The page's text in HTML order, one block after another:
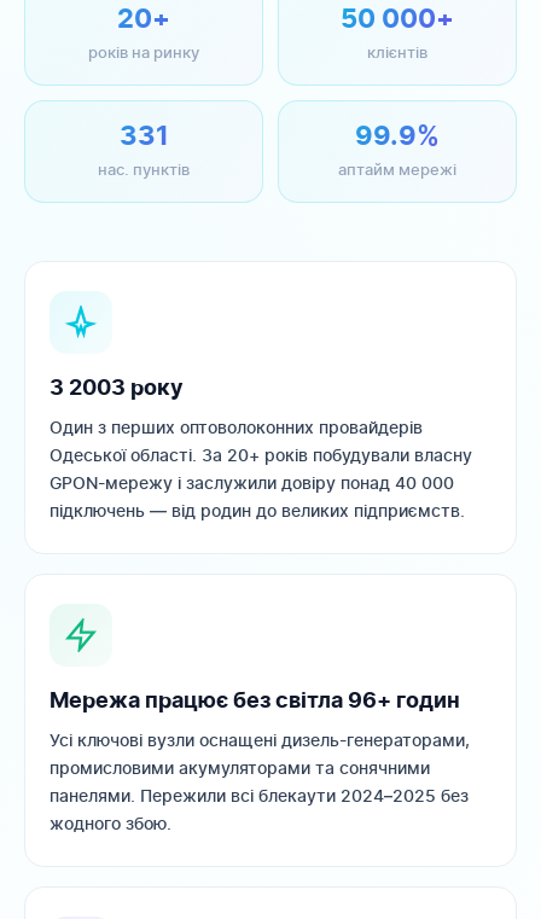
20+
років на ринку
50 000+
клієнтів
331
нас. пунктів
99.9%
аптайм мережі
З 2003 року
Один з перших оптоволоконних провайдерів
Одеської області. За 20+ років побудували власну
GPON-мережу і заслужили довіру понад 40 000
підключень — від родин до великих підприємств.
Мережа працює без світла 96+ годин
Усі ключові вузли оснащені дизель-генераторами,
промисловими акумуляторами та сонячними
панелями. Пережили всі блекаути 2024–2025 без
жодного збою.